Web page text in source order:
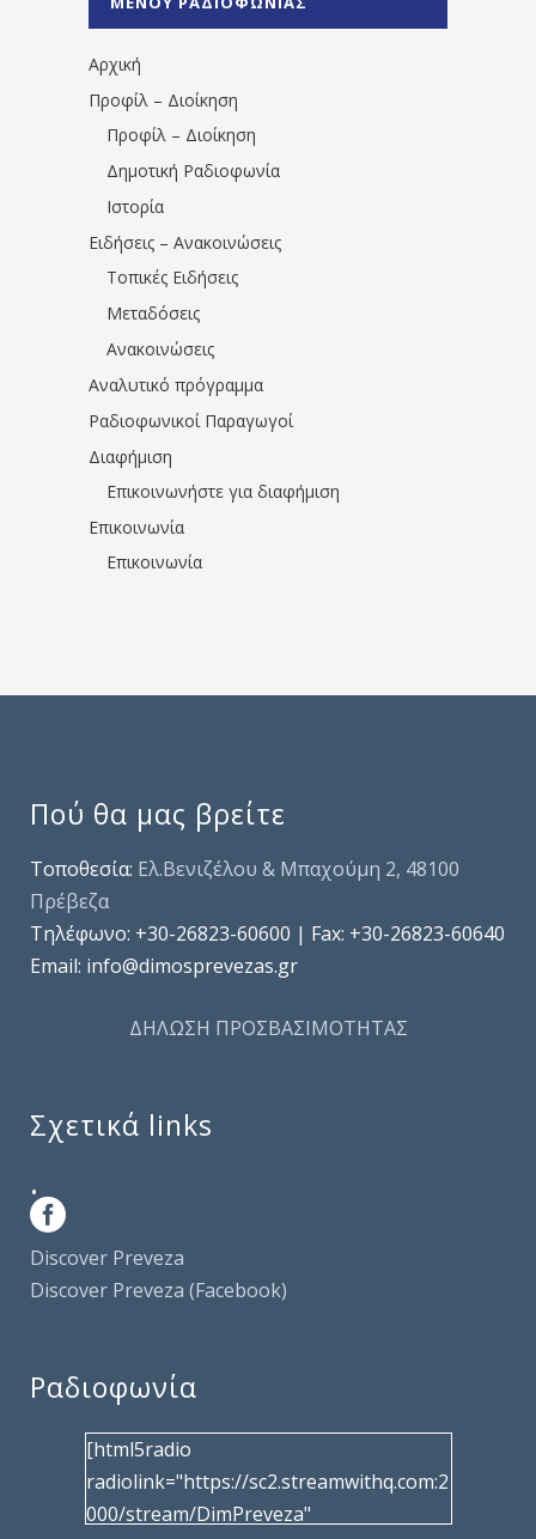
1531194763766854/" artist="" ]
Αρχική
Προφίλ – Διοίκηση
Προφίλ – Διοίκηση
Δημοτική Ραδιοφωνία
Ιστορία
Ειδήσεις – Ανακοινώσεις
Τοπικές Ειδήσεις
Μεταδόσεις
Ανακοινώσεις
Αναλυτικό πρόγραμμα
Ραδιοφωνικοί Παραγωγοί
Διαφήμιση
Επικοινωνήστε για διαφήμιση
Επικοινωνία
Επικοινωνία
Πού θα μας βρείτε
Τοποθεσία: Ελ.Βενιζέλου & Μπαχούμη 2, 48100
Πρέβεζα
Τηλέφωνo: +30-26823-60600 | Fax: +30-26823-60640
Email: info@dimosprevezas.gr
ΔΗΛΩΣΗ ΠΡΟΣΒΑΣΙΜΟΤΗΤΑΣ
Σχετικά links
.
Discover Preveza
Discover Preveza (Facebook)
Ραδιοφωνία
[html5radio
radiolink="https://sc2.streamwithq.com:2
000/stream/DimPreveza"